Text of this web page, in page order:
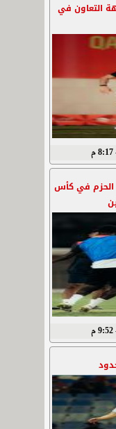
التعاون في
الحزم في كأس